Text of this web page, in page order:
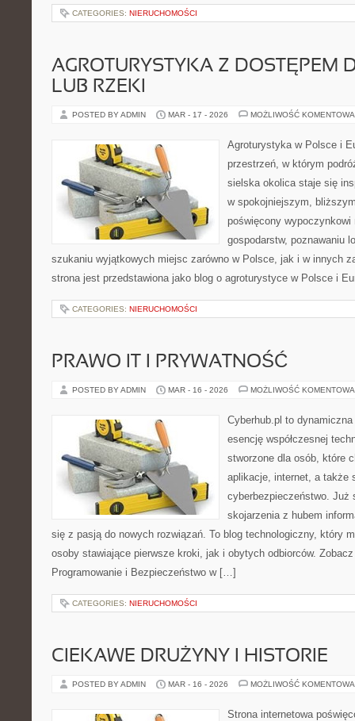
CATEGORIES: NIERUCHOMOŚCI
AGROTURYSTYKA Z DOSTĘPEM
LUB RZEKI
POSTED BY ADMIN MAR - 17 - 2026 MOŻLIWOŚĆ
Agroturystyka w Polsce i
przestrzeń, w którym
sielska okolica staje się
w spokojniejszym,
poświęcony wypoczynkowi
gospodarstw, poznawaniu
szukaniu wyjątkowych miejsc zarówno w Polsce, jak i w innych
strona jest przedstawiona jako blog o agroturystyce w Polsce i
CATEGORIES: NIERUCHOMOŚCI
PRAWO IT I PRYWATNOŚĆ
POSTED BY ADMIN MAR - 16 - 2026 MOŻLIWOŚĆ
Cyberhub.pl to
esencję współczesnej
stworzone dla osób, które
aplikacje, internet, a także
cyberbezpieczeństwo. Już
skojarzenia z hubem
się z pasją do nowych rozwiązań. To blog technologiczny, który
osoby stawiające pierwsze kroki, jak i obytych odbiorców.
Programowanie i Bezpieczeństwo w […]
CATEGORIES: NIERUCHOMOŚCI
CIEKAWE DRUŻYNY I HISTORIE
POSTED BY ADMIN MAR - 16 - 2026 MOŻLIWOŚĆ
Strona internetowa